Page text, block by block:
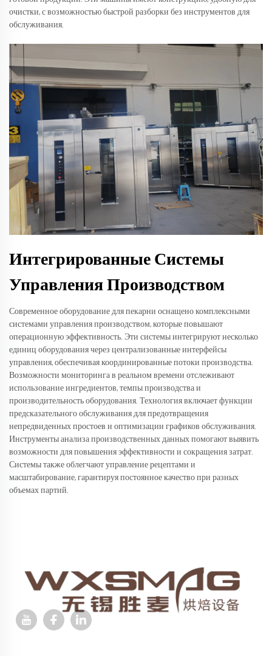
очистки, с возможностью быстрой разборки без инструментов для
обслуживания.
Интегрированные Системы
Управления Производством
Современное оборудование для пекарни оснащено комплексными
системами управления производством, которые повышают
операционную эффективность. Эти системы интегрируют несколько
единиц оборудования через централизованные интерфейсы
управления, обеспечивая координированные потоки производства.
Возможности мониторинга в реальном времени отслеживают
использование ингредиентов, темпы производства и
производительность оборудования. Технология включает функции
предсказательного обслуживания для предотвращения
непредвиденных простоев и оптимизации графиков обслуживания.
Инструменты анализа производственных данных помогают выявить
возможности для повышения эффективности и сокращения затрат.
Системы также облегчают управление рецептами и
масштабирование, гарантируя постоянное качество при разных
объемах партий.